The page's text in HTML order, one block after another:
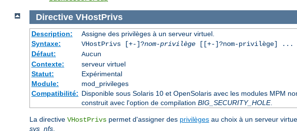
Directive VHostPrivs
Description:
Assigne des privilèges à un serveur virtuel.
Syntaxe:
VHostPrivs [+-]?nom-privilège[[+-]?nom-privilège] ...
Défaut:
Aucun
Contexte:
serveur virtuel
Statut:
Expérimental
Module:
mod_privileges
Compatibilité: Disponible sous Solaris 10 et OpenSolaris avec les modules MPM
construit avec l'option de compilation BIG_SECURITY_HOLE.
La directive VHostPrivs permet d'assigner des privilèges au choix à un serveur
sys_nfs.